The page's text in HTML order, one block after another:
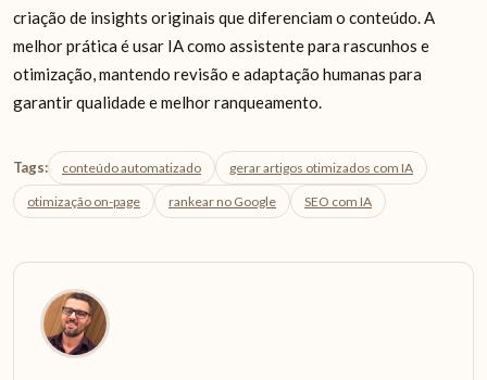
criação de insights originais que diferenciam o conteúdo. A
melhor prática é usar IA como assistente para rascunhos e
otimização, mantendo revisão e adaptação humanas para
garantir qualidade e melhor ranqueamento.
Tags: conteúdo automatizado gerar artigos otimizados com IA
otimização on-page rankear no Google SEO com IA